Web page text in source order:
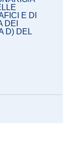
E DI
DEI
D) DEL